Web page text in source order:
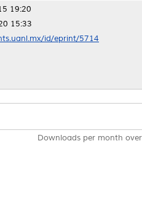
19:20
15:33
id/eprint/5714
Downloads per month